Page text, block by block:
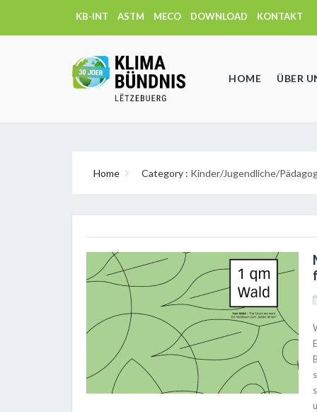
KB-INT ASTM MECO DOWNLOAD KONTAKT
HOME ÜBER
Home Category : Kinder/Jugendliche/